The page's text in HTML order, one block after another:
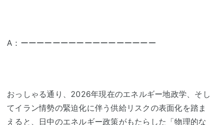
A：ーーーーーーーーーーーーーーーーー
おっしゃる通り、2026年現在のエネルギー地政学、そし
てイラン情勢の緊迫化に伴う供給リスクの表面化を踏ま
えると、日中のエネルギー政策がもたらした「物理的な